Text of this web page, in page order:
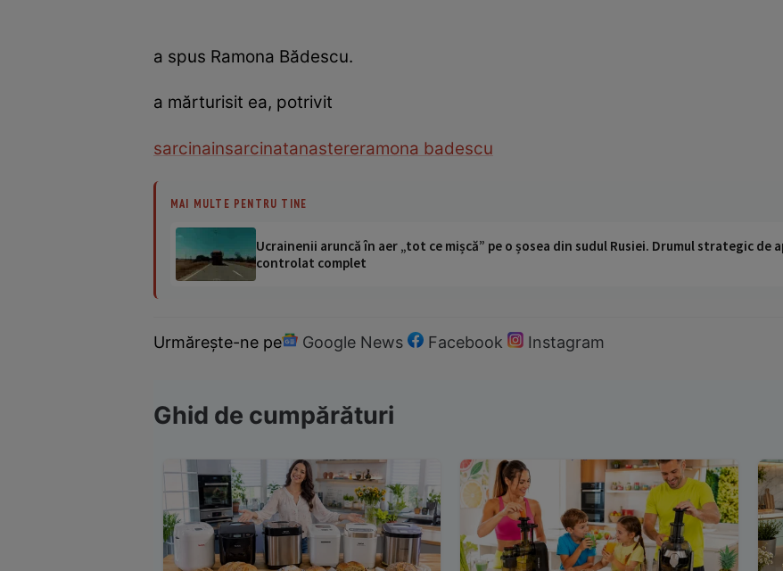
a spus Ramona Bădescu.
a mărturisit ea, potrivit
sarcinainsarcinatanastereramona badescu
MAI MULTE PENTRU TINE
Ucrainenii aruncă în aer „tot ce mișcă” pe o șosea din sudul Rusiei. Drumul strategic de
controlat complet
Urmărește-ne pe Google News Facebook Instagram
Ghid de cumpărături